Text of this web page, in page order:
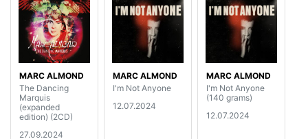
MARC ALMOND
The Dancing
Marquis
(expanded
edition) (2CD)
27.09.2024
MARC ALMOND
I'm Not Anyone
12.07.2024
MARC ALMOND
I'm Not Anyone
(140 grams)
12.07.2024